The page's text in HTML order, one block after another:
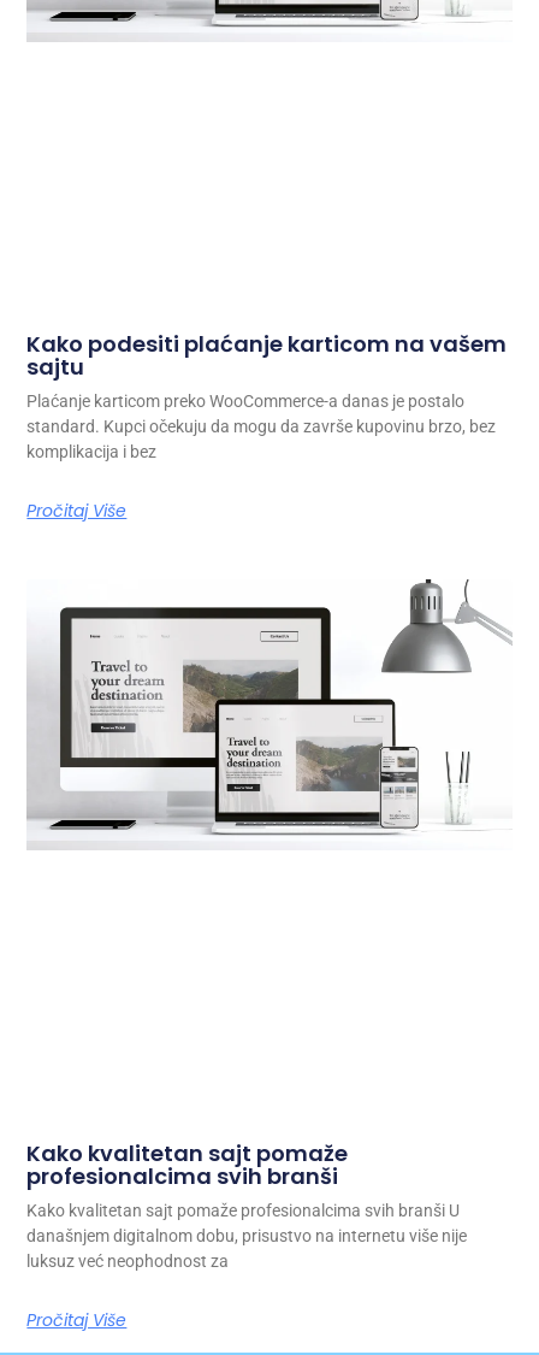
Kako podesiti plaćanje karticom na vašem
sajtu
Plaćanje karticom preko WooCommerce-a danas je postalo
standard. Kupci očekuju da mogu da završe kupovinu brzo, bez
komplikacija i bez
Pročitaj Više
Kako kvalitetan sajt pomaže
profesionalcima svih branši
Kako kvalitetan sajt pomaže profesionalcima svih branši U
današnjem digitalnom dobu, prisustvo na internetu više nije
luksuz već neophodnost za
Pročitaj Više